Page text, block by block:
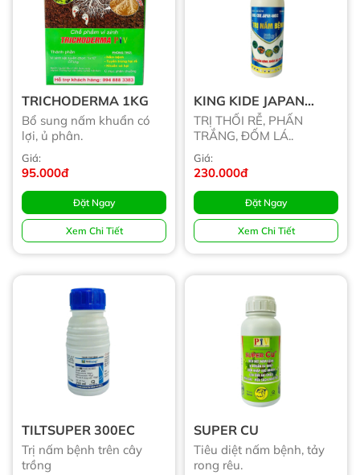
TRICHODERMA 1KG
Bổ sung nấm khuẩn có
lợi, ủ phân.
Giá:
95.000đ
Đặt Ngay
Xem Chi Tiết
KING KIDE JAPAN
460SC
TRỊ THỐI RỄ, PHẤN
TRẮNG, ĐỐM LÁ..
Giá:
230.000đ
Đặt Ngay
Xem Chi Tiết
TILTSUPER 300EC
Trị nấm bệnh trên cây
trồng
SUPER CU
Tiêu diệt nấm bệnh, tảy
rong rêu.